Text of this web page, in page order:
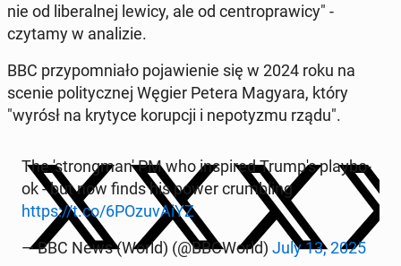
nie od li­be­ral­nej lewicy, ale od cen­tro­pra­wi­cy" -
czytamy w ana­li­zie.
BBC przy­po­mnia­ło po­ja­wie­nie się w 2024 roku na
scenie po­li­tycz­nej Węgier Petera Magyara, który
"wyrósł na krytyce ko­rup­cji i ne­po­ty­zmu rządu".
The 'strong­ma­n' PM who in­spi­red Trump's play­bo­
ok - but now finds his power crum­bling
https://t.co/6PO­zu­vA­iYZ
— BBC News (World) (@BBCWorld) July 13, 2025